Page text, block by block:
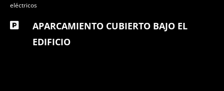
eléctricos
APARCAMIENTO CUBIERTO BAJO EL
EDIFICIO